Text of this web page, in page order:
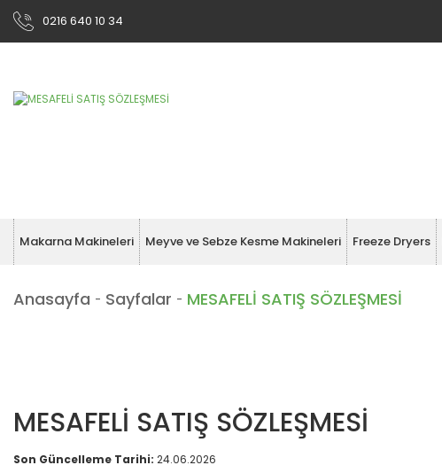
0216 640 10 34
Makarna Makineleri Meyve ve Sebze Kesme Makineleri Freeze Dryers
Anasayfa Sayfalar
MESAFELİ SATIŞ SÖZLEŞMESİ
MESAFELİ SATIŞ SÖZLEŞMESİ
Son Güncelleme Tarihi: 24.06.2026